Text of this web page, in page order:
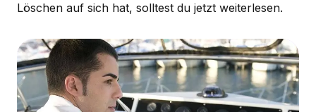
Löschen auf sich hat, solltest du jetzt weiterlesen.